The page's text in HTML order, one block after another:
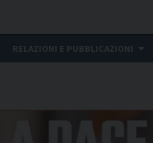
RELAZIONI E PUBBLICAZIONI